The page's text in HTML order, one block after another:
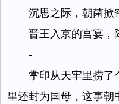
沉思之际，朝菌掀
晋王入京的宫宴，
-
掌印从天牢里捞了
里还封为国母，这事